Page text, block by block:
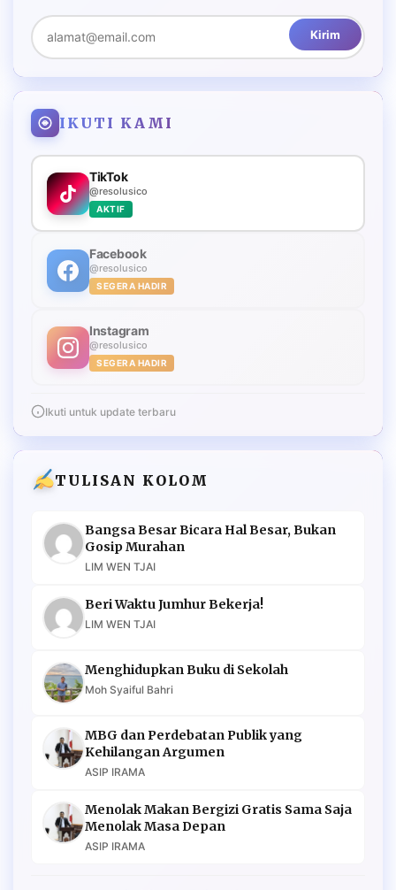
Kirim
IKUTI KAMI
TikTok
@resolusico
AKTIF
Facebook
@resolusico
SEGERA HADIR
Instagram
@resolusico
SEGERA HADIR
Ikuti untuk update terbaru
TULISAN KOLOM
Bangsa Besar Bicara Hal Besar, Bukan
Gosip Murahan
LIM WEN TJAI
Beri Waktu Jumhur Bekerja!
LIM WEN TJAI
Menghidupkan Buku di Sekolah
Moh Syaiful Bahri
MBG dan Perdebatan Publik yang
Kehilangan Argumen
ASIP IRAMA
Menolak Makan Bergizi Gratis Sama Saja
Menolak Masa Depan
ASIP IRAMA